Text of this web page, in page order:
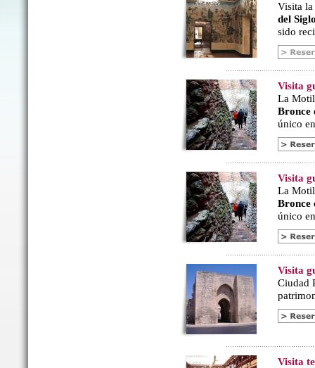
Visita la
del
sido
Visita
La
Bronce
único
Visita
La
Bronce
único
Visita
Ciudad
Visita